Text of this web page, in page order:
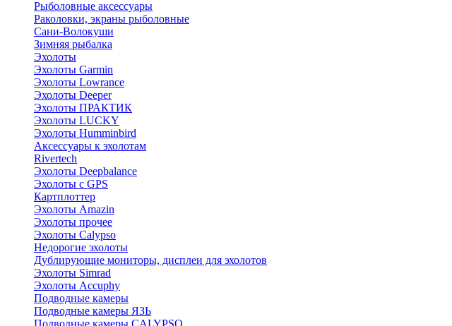
Рыболовные аксессуары
Раколовки, экраны рыболовные
Сани-Волокуши
Зимняя рыбалка
Эхолоты
Эхолоты Garmin
Эхолоты Lowrance
Эхолоты Deeper
Эхолоты ПРАКТИК
Эхолоты LUCKY
Эхолоты Humminbird
Аксессуары к эхолотам
Rivertech
Эхолоты Deepbalance
Эхолоты с GPS
Картплоттер
Эхолоты Amazin
Эхолоты прочее
Эхолоты Calypso
Недорогие эхолоты
Дублирующие мониторы, дисплеи для эхолотов
Эхолоты Simrad
Эхолоты Accuphy
Подводные камеры
Подводные камеры ЯЗЬ
Подводные камеры CALYPSO